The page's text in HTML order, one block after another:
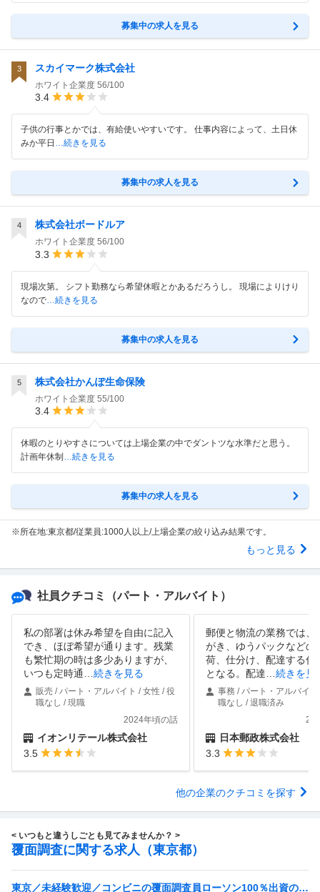
募集中の求人を見る
3 スカイマーク株式会社
ホワイト企業度 56/100
3.4
子供の行事とかでは、有給使いやすいです。 仕事内容によって、土日休
みか平日 …続きを見る
募集中の求人を見る
4 株式会社ボードルア
ホワイト企業度 56/100
3.3
現場次第。 シフト勤務なら希望休暇とかあるだろうし。 現場によりけり
なので …続きを見る
募集中の求人を見る
5 株式会社かんぽ生命保険
ホワイト企業度 55/100
3.4
休暇のとりやすさについては上場企業の中でダントツな水準だと思う。
計画年休制 …続きを見る
募集中の求人を見る
※所在地:東京都/従業員:1000人以上/上場企業の絞り込み結果です。
もっと見る
社員クチコミ （パート・アルバイト）
私の部署は休み希望を自由に記入
でき、ほぼ希望が通ります。残業
も繁忙期の時は多少ありますが、
いつも定時通
続きを見る
販売 / パート・アルバイト / 女性 / 役
職なし / 現職
2024年頃の話
イオンリテール株式会社
3.5
郵便と物流の業務では、
がき、ゆうパックなどの
荷、仕分け、配達する仕
となる。配達
続きを見
事務 / パート・アルバイ
職なし / 退職済み
日本郵政株式会社
3.3
他の企業のクチコミを探す
< いつもと違うしごとも見てみませんか？ >
覆面調査に関する求人（東京都）
東京／未経験歓迎／コンビニの覆面調査員ローソン100％出資の安